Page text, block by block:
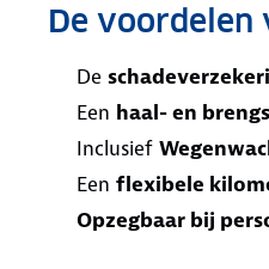
De voordelen
De
Een haal- en
Inclusief
Een flexibele
Opzegbaar bij